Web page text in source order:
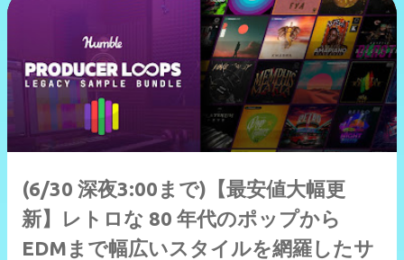
(6/30 深夜3:00まで)【最安値大幅更
新】レトロな 80 年代のポップから
EDMまで幅広いスタイルを網羅したサ